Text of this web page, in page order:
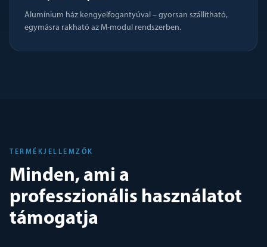
Alumínium ház kengyelfogantyúval – gyorsan szállítható,
egymásra rakható az M-modul rendszerben.
TERMÉKJELLEMZŐK
Minden, ami a
professzionális használatot
támogatja